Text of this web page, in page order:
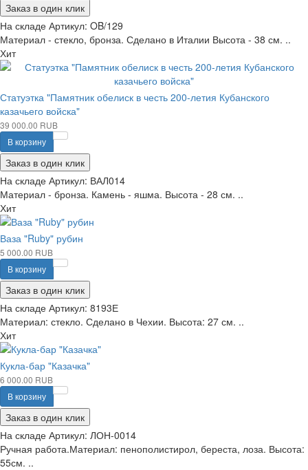
Заказ в один клик
На складе Артикул: OB/129
Материал - стекло, бронза. Сделано в Италии Высота - 38 см. ..
Хит
Статуэтка "Памятник обелиск в честь 200-летия Кубанского
казачьего войска"
39 000.00 RUB
В корзину
Заказ в один клик
На складе Артикул: ВАЛ014
Материал - бронза. Камень - яшма. Высота - 28 см. ..
Хит
Ваза "Ruby" рубин
5 000.00 RUB
В корзину
Заказ в один клик
На складе Артикул: 8193Е
Материал: стекло. Сделано в Чехии. Высота: 27 см. ..
Хит
Кукла-бар "Казачка"
6 000.00 RUB
В корзину
Заказ в один клик
На складе Артикул: ЛОН-0014
Ручная работа.Материал: пенополистирол, береста, лоза. Высота:
55см. ..